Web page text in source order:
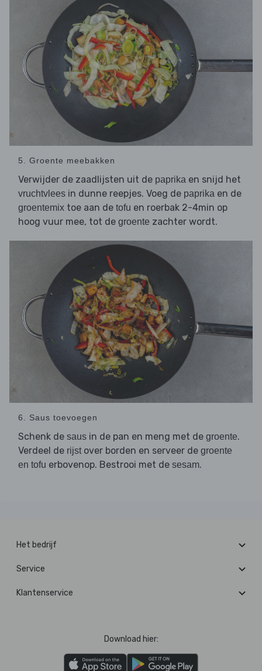
5. Groente meebakken
Verwijder de zaadlijsten uit de paprika en snijd het
vruchtvlees in dunne reepjes. Voeg de paprika en de
groentemix toe aan de tofu en roerbak 2-4min op
hoog vuur mee, tot de groente zachter wordt.
6. Saus toevoegen
Schenk de saus in de pan en meng met de groente.
Verdeel de rijstover borden en serveer de groente
en tofu erbovenop. Bestrooi met de sesam.
Het bedrijf
Service
Klantenservice
Download hier: